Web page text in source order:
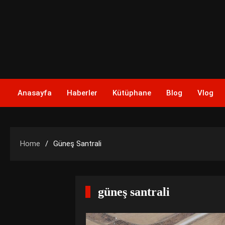
Anasayfa Haberler Kütüphane Blog Vlog
Home Güneş Santrali
güneş santrali